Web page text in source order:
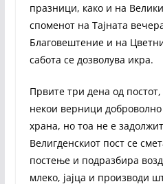
празници, како и на
споменот на Тајната
Благовештение и на
сабота се дозволува икра.
Првите три дена од
некои верници
храна, но тоа не е
Велигденскиот пост се
постење и подразбира
млеко, јајца и производи